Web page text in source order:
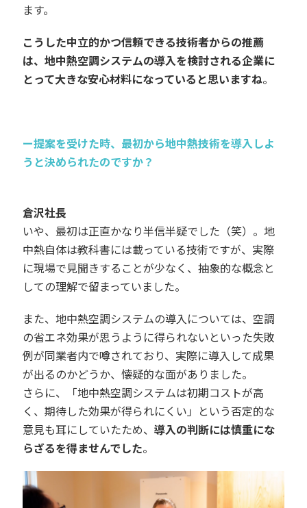
ます。
こうした中立的かつ信頼できる技術者からの推薦
は、地中熱空調システムの導入を検討される企業に
とって大きな安心材料になっていると思いますね。
ー提案を受けた時、最初から地中熱技術を導入しよ
うと決められたのですか？
倉沢社長
いや、最初は正直かなり半信半疑でした（笑）。地
中熱自体は教科書には載っている技術ですが、実際
に現場で見聞きすることが少なく、抽象的な概念と
しての理解で留まっていました。
また、地中熱空調システムの導入については、空調
の省エネ効果が思うように得られないといった失敗
例が同業者内で噂されており、実際に導入して成果
が出るのかどうか、懐疑的な面がありました。
さらに、「地中熱空調システムは初期コストが高
く、期待した効果が得られにくい」という否定的な
意見も耳にしていたため、導入の判断には慎重にな
らざるを得ませんでした。